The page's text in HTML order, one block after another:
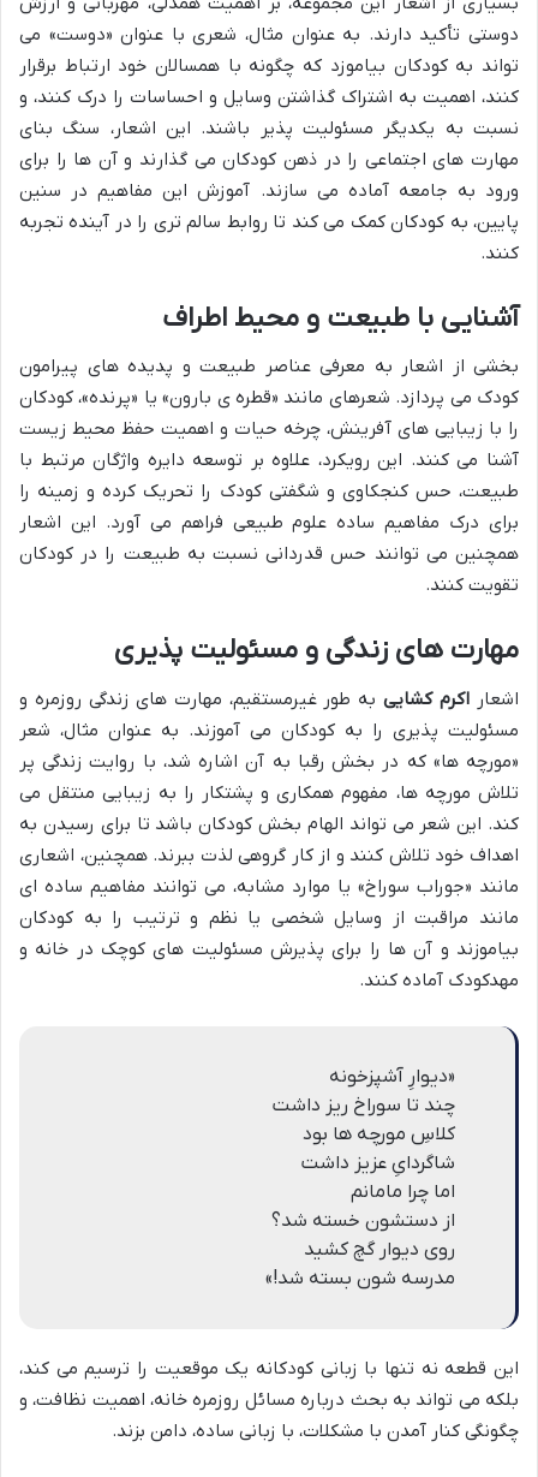
دوستی تأکید دارند. به عنوان مثال، شعری با عنوان «دوست» می
تواند به کودکان بیاموزد که چگونه با همسالان خود ارتباط برقرار
کنند، اهمیت به اشتراک گذاشتن وسایل و احساسات را درک کنند، و
نسبت به یکدیگر مسئولیت پذیر باشند. این اشعار، سنگ بنای
مهارت های اجتماعی را در ذهن کودکان می گذارند و آن ها را برای
ورود به جامعه آماده می سازند. آموزش این مفاهیم در سنین
پایین، به کودکان کمک می کند تا روابط سالم تری را در آینده تجربه
کنند.
آشنایی با طبیعت و محیط اطراف
بخشی از اشعار به معرفی عناصر طبیعت و پدیده های پیرامون
کودک می پردازد. شعرهای مانند «قطره ی بارون» یا «پرنده»، کودکان
را با زیبایی های آفرینش، چرخه حیات و اهمیت حفظ محیط زیست
آشنا می کنند. این رویکرد، علاوه بر توسعه دایره واژگان مرتبط با
طبیعت، حس کنجکاوی و شگفتی کودک را تحریک کرده و زمینه را
برای درک مفاهیم ساده علوم طبیعی فراهم می آورد. این اشعار
همچنین می توانند حس قدردانی نسبت به طبیعت را در کودکان
تقویت کنند.
مهارت های زندگی و مسئولیت پذیری
اشعار اکرم کشاییبه طور غیرمستقیم، مهارت های زندگی روزمره و
مسئولیت پذیری را به کودکان می آموزند. به عنوان مثال، شعر
«مورچه ها» که در بخش رقبا به آن اشاره شد، با روایت زندگی پر
تلاش مورچه ها، مفهوم همکاری و پشتکار را به زیبایی منتقل می
کند. این شعر می تواند الهام بخش کودکان باشد تا برای رسیدن به
اهداف خود تلاش کنند و از کار گروهی لذت ببرند. همچنین، اشعاری
مانند «جوراب سوراخ» یا موارد مشابه، می توانند مفاهیم ساده ای
مانند مراقبت از وسایل شخصی یا نظم و ترتیب را به کودکان
بیاموزند و آن ها را برای پذیرش مسئولیت های کوچک در خانه و
مهدکودک آماده کنند.
«دیوارِ آشپزخونه
چند تا سوراخ ریز داشت
کلاسِ مورچه ها بود
شاگردایِ عزیز داشت
اما چرا مامانم
از دستشون خسته شد؟
روی دیوار گچ کشید
مدرسه شون بسته شد!»
این قطعه نه تنها با زبانی کودکانه یک موقعیت را ترسیم می کند،
بلکه می تواند به بحث درباره مسائل روزمره خانه، اهمیت نظافت، و
چگونگی کنار آمدن با مشکلات، با زبانی ساده، دامن بزند.